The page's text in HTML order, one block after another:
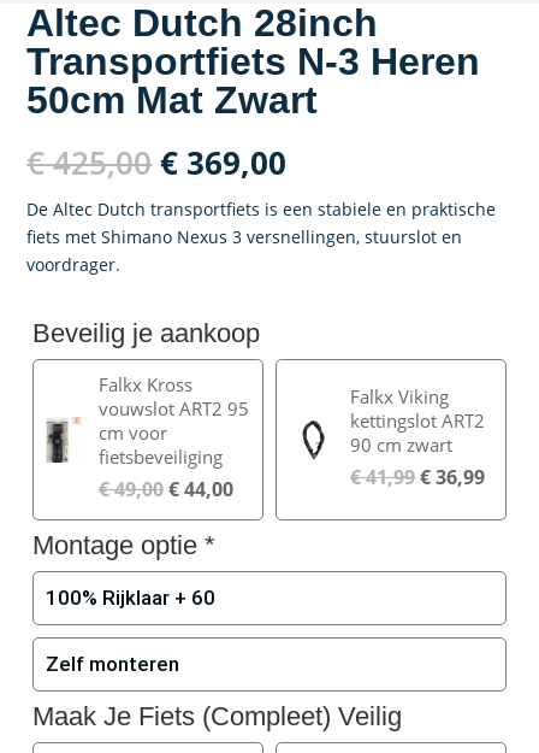
Altec Dutch 28inch
Transportfiets N-3 Heren
50cm Mat Zwart
€425,00Oorspronkelijke
prijs
was:
€ 425,00.
€ 369,00
is:
€ 369,00.
De Altec Dutch transportfiets is een stabiele en praktische
fiets met Shimano Nexus 3 versnellingen, stuurslot en
voordrager.
Beveilig je aankoop
Falkx Kross
vouwslot ART2 95
cm voor
fietsbeveiliging
€49,00€44,00
Falkx Viking
kettingslot ART2
90 cm zwart
€41,99€36,99
Montage optie *
100% Rijklaar + 60
Zelf monteren
Maak Je Fiets (Compleet) Veilig